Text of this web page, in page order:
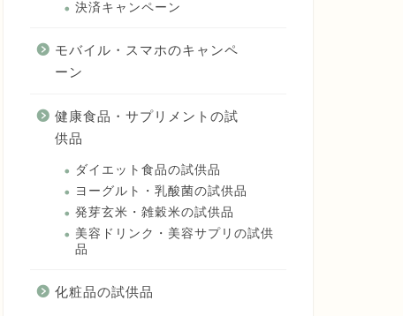
決済キャンペーン
モバイル・スマホのキャンペ
ーン
健康食品・サプリメントの試
供品
ダイエット食品の試供品
ヨーグルト・乳酸菌の試供品
発芽玄米・雑穀米の試供品
美容ドリンク・美容サプリの試供
品
化粧品の試供品